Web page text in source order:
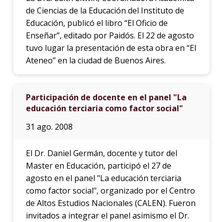
de Ciencias de la Educación del Instituto de
Educación, publicó el libro “El Oficio de
Enseñar”, editado por Paidós. El 22 de agosto
tuvo lugar la presentación de esta obra en “El
Ateneo” en la ciudad de Buenos Aires.
Participación de docente en el panel "La
educación terciaria como factor social"
31 ago. 2008
El Dr. Daniel Germán, docente y tutor del
Master en Educación, participó el 27 de
agosto en el panel "La educación terciaria
como factor social", organizado por el Centro
de Altos Estudios Nacionales (CALEN). Fueron
invitados a integrar el panel asimismo el Dr.